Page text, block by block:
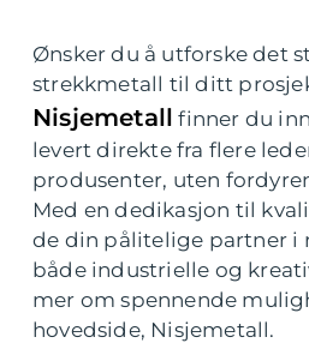
Ønsker du å utforske det
strekkmetall til ditt
Nisjemetall finner du
levert direkte fra flere
produsenter, uten
Med en dedikasjon til
de din pålitelige partner i
både industrielle og
mer om spennende
hovedside, Nisjemetall.